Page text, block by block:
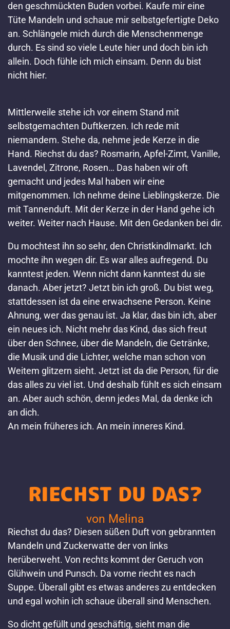
den geschmückten Buden vorbei. Kaufe mir eine
Tüte Mandeln und schaue mir selbstgefertigte Deko
an. Schlängele mich durch die Menschenmenge
durch. Es sind so viele Leute hier und doch bin ich
allein. Doch fühle ich mich einsam. Denn du bist
nicht hier.
Mittlerweile stehe ich vor einem Stand mit
selbstgemachten Duftkerzen. Ich rede mit
niemandem. Stehe da, nehme jede Kerze in die
Hand. Riechst du das? Rosmarin, Apfel-Zimt, Vanille,
Lavendel, Zitrone, Rosen… Das haben wir oft
gemacht und jedes Mal haben wir eine
mitgenommen. Ich nehme deine Lieblingskerze. Die
mit Tannenduft. Mit der Kerze in der Hand gehe ich
weiter. Weiter nach Hause. Mit den Gedanken bei dir.
Du mochtest ihn so sehr, den Christkindlmarkt. Ich
mochte ihn wegen dir. Es war alles aufregend. Du
kanntest jeden. Wenn nicht dann kanntest du sie
danach. Aber jetzt? Jetzt bin ich groß. Du bist weg,
stattdessen ist da eine erwachsene Person. Keine
Ahnung, wer das genau ist. Ja klar, das bin ich, aber
ein neues ich. Nicht mehr das Kind, das sich freut
über den Schnee, über die Mandeln, die Getränke,
die Musik und die Lichter, welche man schon von
Weitem glitzern sieht. Jetzt ist da die Person, für die
das alles zu viel ist. Und deshalb fühlt es sich einsam
an. Aber auch schön, denn jedes Mal, da denke ich
an dich.
An mein früheres ich. An mein inneres Kind.
RIECHST DU DAS?
von Melina
Riechst du das? Diesen süßen Duft von gebrannten
Mandeln und Zuckerwatte der von links
herüberweht. Von rechts kommt der Geruch von
Glühwein und Punsch. Da vorne riecht es nach
Suppe. Überall gibt es etwas anderes zu entdecken
und egal wohin ich schaue überall sind Menschen.
So dicht gefüllt und geschäftig, sieht man die